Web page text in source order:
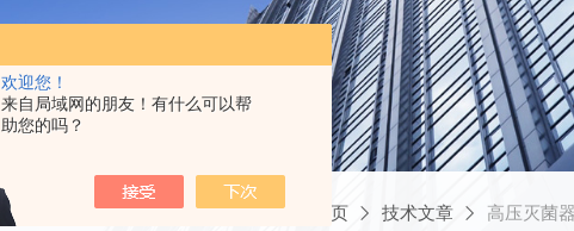
欢迎您！
来自局域网的朋友！有什么可以帮
助您的吗？
当前位置： 首页 技术文章 高压灭菌